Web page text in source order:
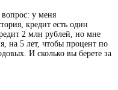
у меня
кредит есть один
2 млн рублей, но мне
на 5 лет, чтобы процент по
И сколько вы берете за